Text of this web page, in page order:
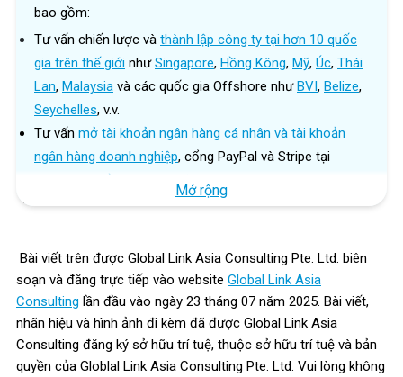
bao gồm:
Tư vấn chiến lược và thành lập công ty tại hơn 10 quốc
gia trên thế giới nhưSingapore, Hồng Kông, Mỹ, Úc, Thái
Lan, Malaysia và các quốc gia Offshore như BVI , Belize,
Seychelles, v.v.
Tư vấn mở tài khoản ngân hàng cá nhân và tài khoản
ngân hàng doanh nghiệp, cổng PayPal và Stripe tại
Tư vấn thuế, chuẩn bị báo cáo tài chínhSFRS, IFRS, tờ
Cung cấp các dịch vụ hỗ trợ sau thành lập như:
Thuê địa chỉ văn phòng;
Hợp pháp hóa lãnh sự nước ngoài;
Đăng ký bảo hộ nhãn hiệu, patent tại Singapore,
Mỹ;
Đăng ký Giấy phép làm việc tại Singapore, Hồng
Mở rộng
Bài viết trên được Global Link Asia Consulting Pte. Ltd. biên
soạn và đăng trực tiếp vào website Global Link Asia
Consulting lần đầu vào ngày 23 tháng 07 năm 2025. Bài viết,
nhãn hiệu và hình ảnh đi kèm đã được Global Link Asia
Consulting đăng ký sở hữu trí tuệ, thuộc sở hữu trí tuệ và bản
quyền của Globlal Link Asia Consulting Pte. Ltd. Vui lòng không